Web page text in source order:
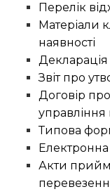
Перелік
Матеріали
наявності
Звіт про
Договір
управління
Типова
Акти